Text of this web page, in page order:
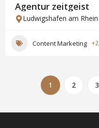
Agentur zeitgeist
Ludwigshafen am Rhein
Content Marketing +2
1 2 3